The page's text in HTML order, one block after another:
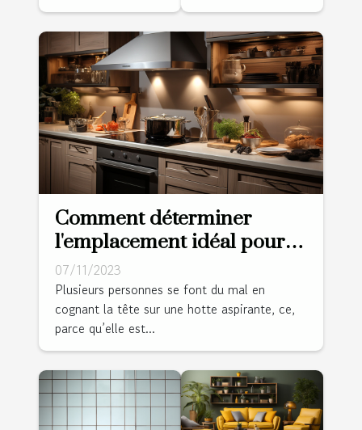
Comment déterminer
l'emplacement idéal pour
une hotte aspirante ?
07/11/2023
Plusieurs personnes se font du mal en
cognant la tête sur une hotte aspirante, ce,
parce qu’elle est...